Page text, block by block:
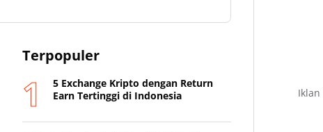
Terpopuler
5 Exchange Kripto dengan Return
Earn Tertinggi di Indonesia
Iklan